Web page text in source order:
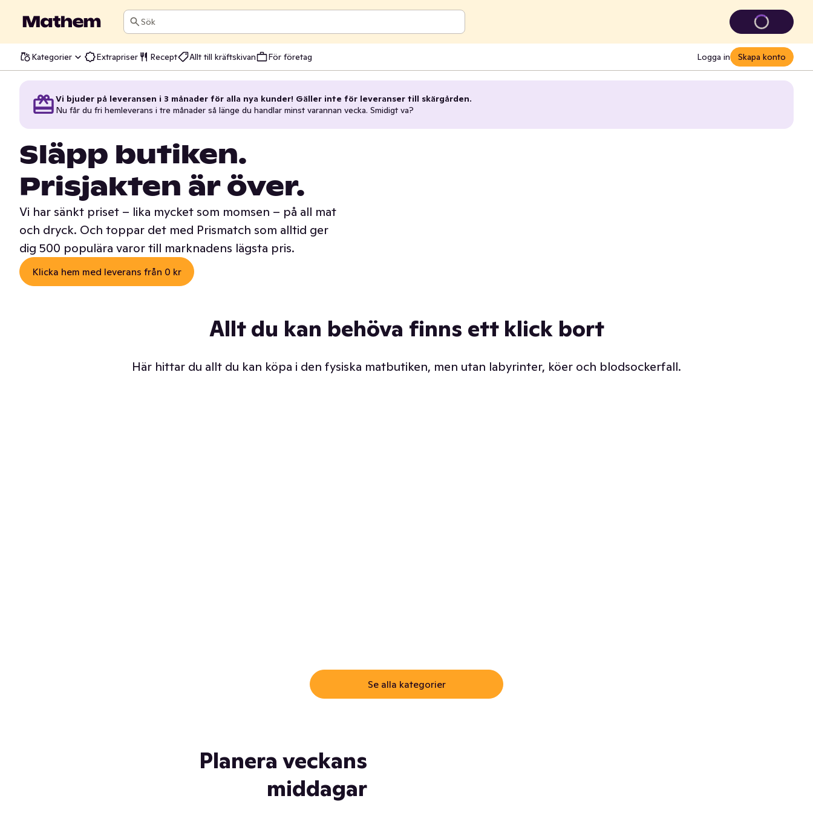
Sök
Kategorier Extrapriser Recept Allt till kräftskivan För företag Logga in Skapa konto
Vi bjuder på leveransen i 3 månader för alla nya kunder! Gäller inte för leveranser till skärgården.
Nu får du fri hemleverans i tre månader så länge du handlar minst varannan vecka. Smidigt va?
Släpp butiken.
Prisjakten är över.
Vi har sänkt priset – lika mycket som momsen – på all mat
och dryck. Och toppar det med Prismatch som alltid ger
dig 500 populära varor till marknadens lägsta pris.
Klicka hem med leverans från 0 kr
Allt du kan behöva finns ett klick bort
Här hittar du allt du kan köpa i den fysiska matbutiken, men utan labyrinter, köer och blodsockerfall.
Se alla kategorier
Planera veckans
middagar